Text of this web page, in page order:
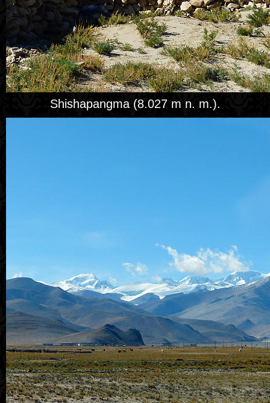
Shishapangma (‎8.027 m n. m.).